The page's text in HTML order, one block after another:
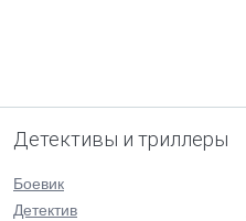
Детективы и триллеры
Боевик
Детектив